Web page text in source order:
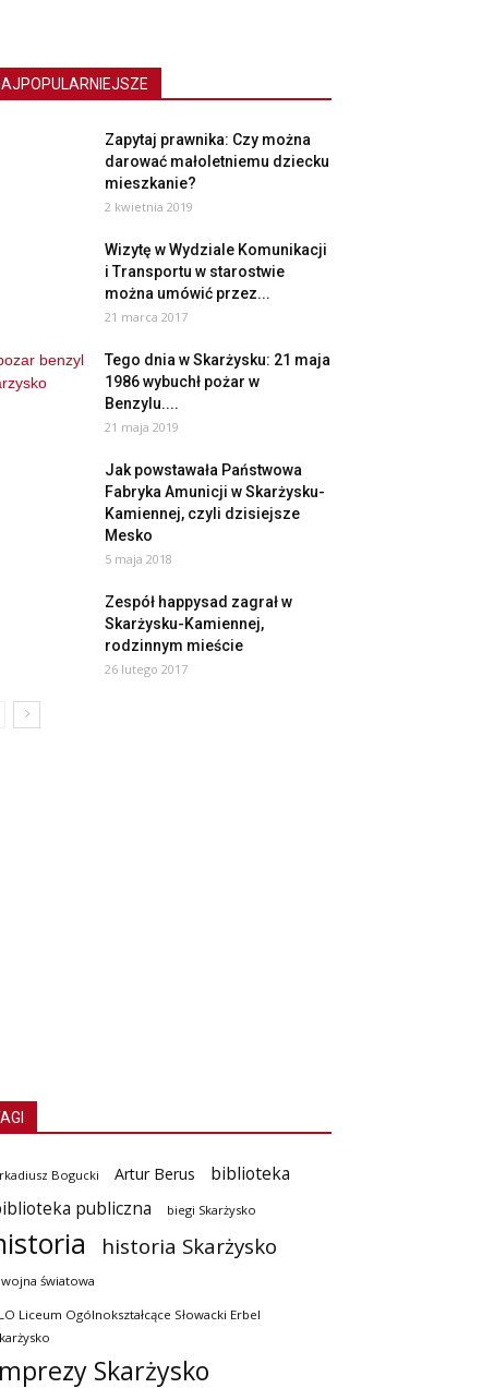
Zapytaj prawnika: Czy można
darować małoletniemu dziecku
mieszkanie?
2 kwietnia 2019
Wizytę w Wydziale Komunikacji
i Transportu w starostwie
można umówić przez...
21 marca 2017
Tego dnia w Skarżysku: 21 maja
1986 wybuchł pożar w
Benzylu....
21 maja 2019
Jak powstawała Państwowa
Fabryka Amunicji w Skarżysku-
Kamiennej, czyli dzisiejsze
Mesko
5 maja 2018
Zespół happysad zagrał w
Skarżysku-Kamiennej,
rodzinnym mieście
26 lutego 2017
Bogucki Artur Berus
biblioteka
publiczna
biegi Skarżysko
historia Skarżysko
wojna światowa
Liceum Ogólnokształcące Słowacki Erbel
Skarżysko